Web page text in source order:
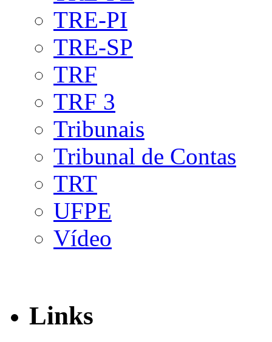
TRE-PI
TRE-SP
TRF
TRF 3
Tribunais
Tribunal de Contas
TRT
UFPE
Vídeo
Links